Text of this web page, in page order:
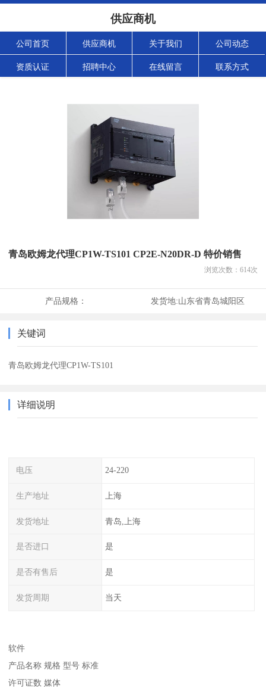
供应商机
公司首页 供应商机 关于我们 公司动态
资质认证 招聘中心 在线留言 联系方式
青岛欧姆龙代理CP1W-TS101 CP2E-N20DR-D 特价销售
浏览次数： 614次
产品规格： 发货地:山东省青岛城阳区
关键词
青岛欧姆龙代理CP1W-TS101
详细说明
电压 24-220
生产地址 上海
发货地址 青岛,上海
是否进口 是
是否有售后 是
发货周期 当天
软件
产品名称 规格 型号 标准
许可证数 媒体